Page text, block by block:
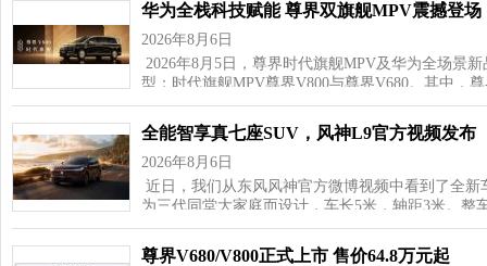
华为全栈科技赋能 尊界双旗舰MPV震撼登场
2026年8月6日
2026年8月5日，尊界时代旗舰MPV及华为全场景
型：时代旗舰MPV尊界V800与尊界V680。其中，
全能智享真七座SUV，风神L9官方视频发布
2026年8月6日
近日，我们从东风风神官方微博视频中看到了全
为三代同堂大家庭而设计，车长5米，轴距3米。整
尊界V680/V800正式上市 售价64.8万元起